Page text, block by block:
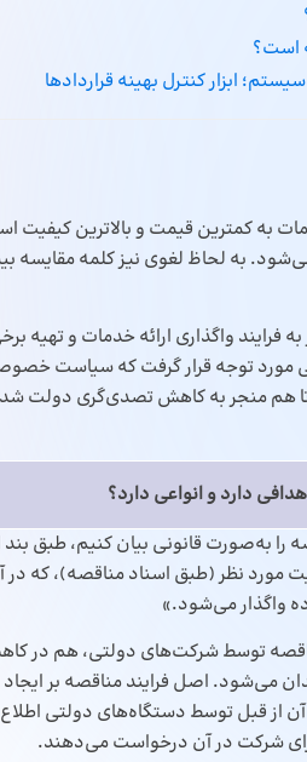
است؟
ابزار کنترل بهینه قراردادها
به کمترین قیمت و بالاترین کیفیت
به لحاظ لغوی نیز کلمه مقایسه
به فرایند واگذاری ارائه خدمات و
مورد توجه قرار گرفت که سیاست‌
تا هم منجر به کاهش تصدی‌گری دولت
دارد و انواعی دارد؟
مورد نظر (طبق اسناد مناقصه)، که
واگذار می‌شود.»
توسط شرکت‌های دولتی، هم در
می‌شود. اصل فرایند مناقصه بر
از قبل توسط دستگاه‌های دولتی
شرکت در آن درخواست می‌دهند.